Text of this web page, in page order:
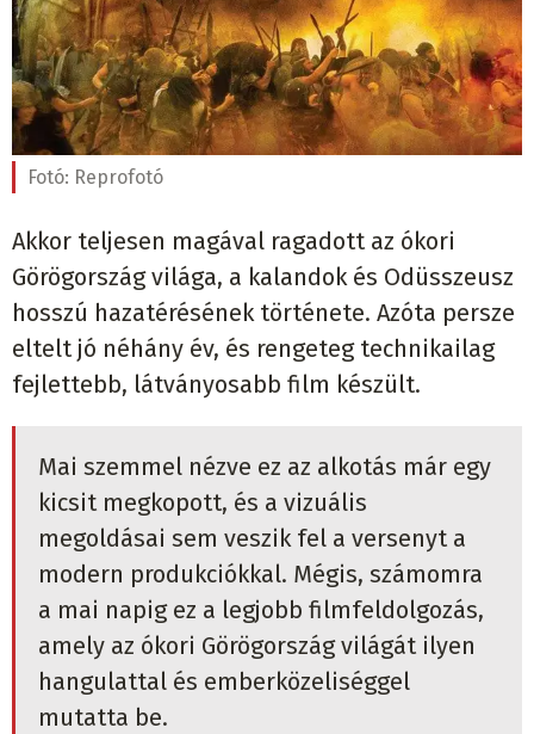
Fotó: Reprofotó
Akkor teljesen magával ragadott az ókori
Görögország világa, a kalandok és Odüsszeusz
hosszú hazatérésének története. Azóta persze
eltelt jó néhány év, és rengeteg technikailag
fejlettebb, látványosabb film készült.
Mai szemmel nézve ez az alkotás már egy
kicsit megkopott, és a vizuális
megoldásai sem veszik fel a versenyt a
modern produkciókkal. Mégis, számomra
a mai napig ez a legjobb filmfeldolgozás,
amely az ókori Görögország világát ilyen
hangulattal és emberközeliséggel
mutatta be.